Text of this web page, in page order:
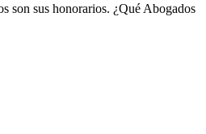
son sus honorarios. ¿Qué Abogados